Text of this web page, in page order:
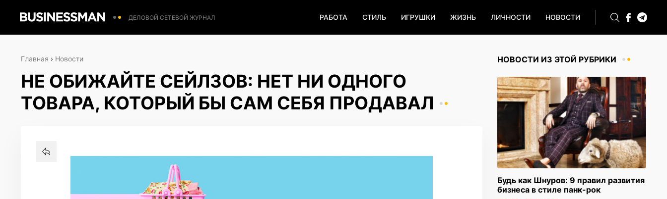
ДЕЛОВОЙ СЕТЕВОЙ ЖУРНАЛ РАБОТА СТИЛЬ ИГРУШКИ ЖИЗНЬ ЛИЧНОСТИ НОВОСТИ
НОВОСТИ ИЗ ЭТОЙ РУБРИКИ
Будь как Шнуров: 9 правил развития
бизнеса в стиле панк-рок
Главная › Новости
НЕ ОБИЖАЙТЕ СЕЙЛЗОВ: НЕТ НИ ОДНОГО
ТОВАРА, КОТОРЫЙ БЫ САМ СЕБЯ ПРОДАВАЛ